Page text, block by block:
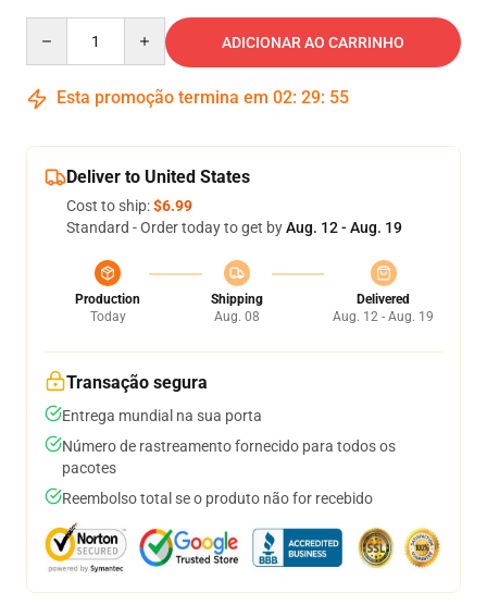
ADICIONAR AO CARRINHO
Esta promoção termina em 02: 29: 54
Deliver to United States
Cost to ship:$6.99
Standard - Order today to get byAug. 12 - Aug. 19
Production
Today
Shipping
Aug. 08
Delivered
Aug. 12 - Aug. 19
Transação segura
Entrega mundial na sua porta
Número de rastreamento fornecido para todos os
pacotes
Reembolso total se o produto não for recebido